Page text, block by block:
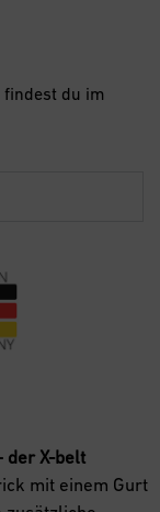
du im
der X-belt
mit einem Gurt